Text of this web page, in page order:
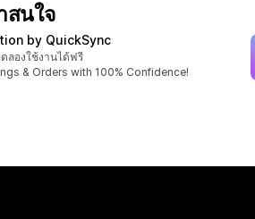
นใจ
by QuickSync
ลองใช้งานได้ฟรี
& Orders with 100% Confidence!